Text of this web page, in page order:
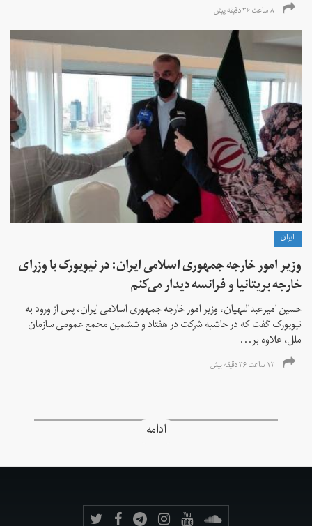
۸ ساعت ۳۶ دقیقه پیش
ايران
وزیر امور خارجه جمهوری اسلامی ایران: در نیویورک با وزرای
خارجه بریتانیا و فرانسه دیدار می‌کنم
حسین امیرعبداللهیان، وزیر امور خارجه جمهوری اسلامی ایران، پس از ورود به
نیویورک گفت که در حاشیه شرکت در هفتاد و ششمین مجمع عمومی سازمان
ملل، علاوه بر...
۱۲ ساعت ۳۶ دقیقه پیش
ادامه